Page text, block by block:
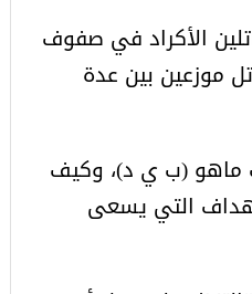
الأكراد في صفوف
موزعين بين عدة
ماهو (ب ي د)، وكيف
التي يسعى